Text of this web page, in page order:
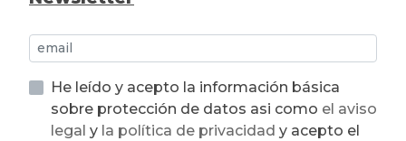
He leído y acepto la información básica
sobre protección de datos asi como el aviso
legal y la política de privacidad y acepto el